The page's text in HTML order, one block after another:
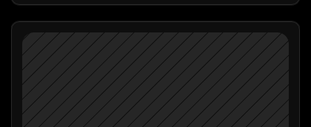
qué son, cómo calcularlas y por qué son tan
importantes para el éxito de tu negocio. Las economías
unitarias o unit economics son la base sobre la cual